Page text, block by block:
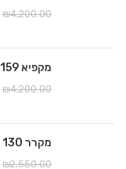
₪4,200.00
מקפיא 159 ליטר צר שחור
₪4,200.00
מקרר 130 ליטר חזית שקופה מסגרת נירוסטה
₪2,550.00